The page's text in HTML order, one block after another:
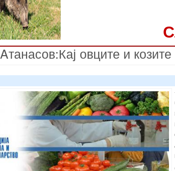
Aтанасов:Кај овците и